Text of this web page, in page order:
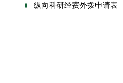
纵向科研经费外拨申请表